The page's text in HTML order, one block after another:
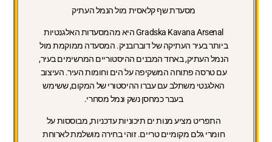
מסעדת שף קלאסית מול הנמל העתיק
Gradska Kavana Arsenal היא מהמסעדות האלגנטיות
ביותר בעיר העתיקה של דוברובניק. המסעדה ממוקמת מול
הנמל העתיק, באחד המבנים ההיסטוריים המרשימים בעיר,
עם טרסה פתוחה המשקיפה על הים וחומות העיר. העיצוב
האלגנטי משתלב עם עברו ההיסטורי של המקום, ששימש
בעבר כמחסן נשק ונמל מסחרי.
התפריט מציע מנות ים תיכוניות עדכניות, מבוססות על
חומרי גלם מקומיים טריים. זוהי בחירה מושלמת לארוחת